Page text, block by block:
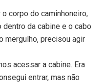
corpo do caminhoneiro,
da cabine e o cabo
mergulho, precisou agir
acessar a cabine. Era
entrar, mas não